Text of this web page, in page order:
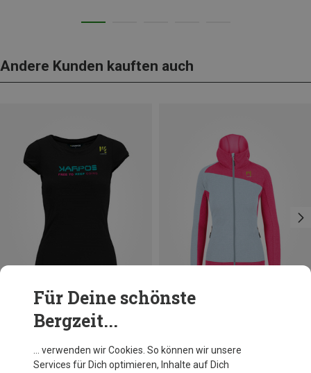
Andere Kunden kauften auch
Du sparst 46%
Für Deine schönste
Bergzeit...
… verwenden wir Cookies. So können wir unsere
Services für Dich optimieren, Inhalte auf Dich